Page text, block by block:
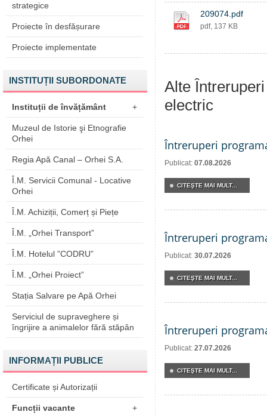
strategice
Proiecte în desfășurare
Proiecte implementate
INSTITUȚII SUBORDONATE
Instituții de învățământ +
Muzeul de Istorie şi Etnografie
Orhei
Regia Apă Canal – Orhei S.A.
Î.M. Servicii Comunal - Locative
Orhei
Î.M. Achiziții, Comerț și Piețe
Î.M. „Orhei Transport”
Î.M. Hotelul ”CODRU”
Î.M. „Orhei Proiect”
Stația Salvare pe Apă Orhei
Serviciul de supraveghere și
îngrijire a animalelor fără stăpân
INFORMAȚII PUBLICE
Certificate și Autorizații
Funcții vacante +
209074.pdf
pdf, 137 KB
Alte
electric
Întreruperi
Publicat: 07.08.2026
CITEŞTE MAI MULT...
Întreruperi
Publicat: 30.07.2026
CITEŞTE MAI MULT...
Întreruperi
Publicat: 27.07.2026
CITEŞTE MAI MULT...